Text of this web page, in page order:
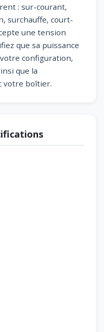
: sur-courant,
surchauffe, court-
une tension
que sa puissance
configuration,
que la
votre boîtier.